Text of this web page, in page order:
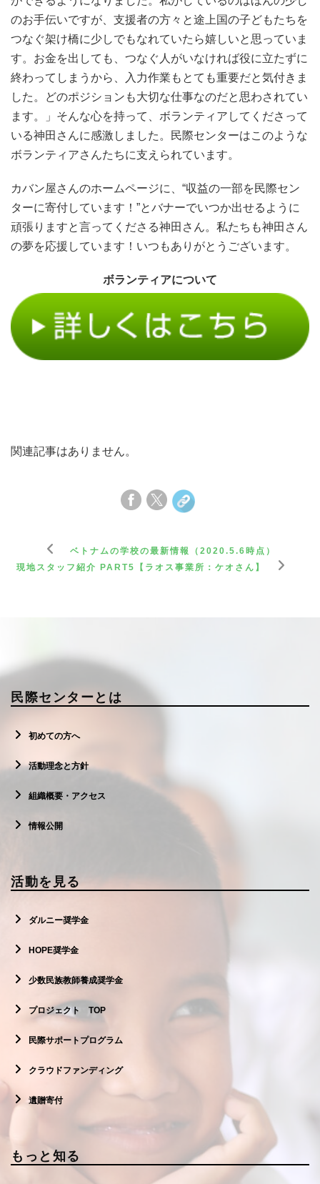
のお手伝いですが、支援者の方々と途上国の子どもたちを
つなぐ架け橋に少しでもなれていたら嬉しいと思っていま
す。お金を出しても、つなぐ人がいなければ役に立たずに
終わってしまうから、入力作業もとても重要だと気付きま
した。どのポジションも大切な仕事なのだと思わされてい
ます。」そんな心を持って、ボランティアしてくださって
いる神田さんに感激しました。民際センターはこのような
ボランティアさんたちに支えられています。
カバン屋さんのホームページに、“収益の一部を民際セン
ターに寄付しています！”とバナーでいつか出せるように
頑張りますと言ってくださる神田さん。私たちも神田さん
の夢を応援しています！いつもありがとうございます。
ボランティアについて
関連記事はありません。
ベトナムの学校の最新情報（2020.5.6時点）
現地スタッフ紹介 PART5【ラオス事業所：ケオさん】
民際センターとは
初めての方へ
活動理念と方針
組織概要・アクセス
情報公開
活動を見る
ダルニー奨学金
HOPE奨学金
少数民族教師養成奨学金
プロジェクト TOP
民際サポートプログラム
クラウドファンディング
遺贈寄付
もっと知る